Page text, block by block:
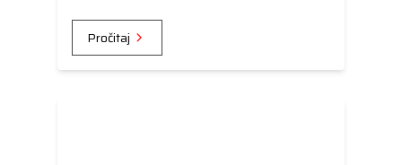
govorit ćemo kroz ukupno jedanaest panela i
predavanja.
Pročitaj